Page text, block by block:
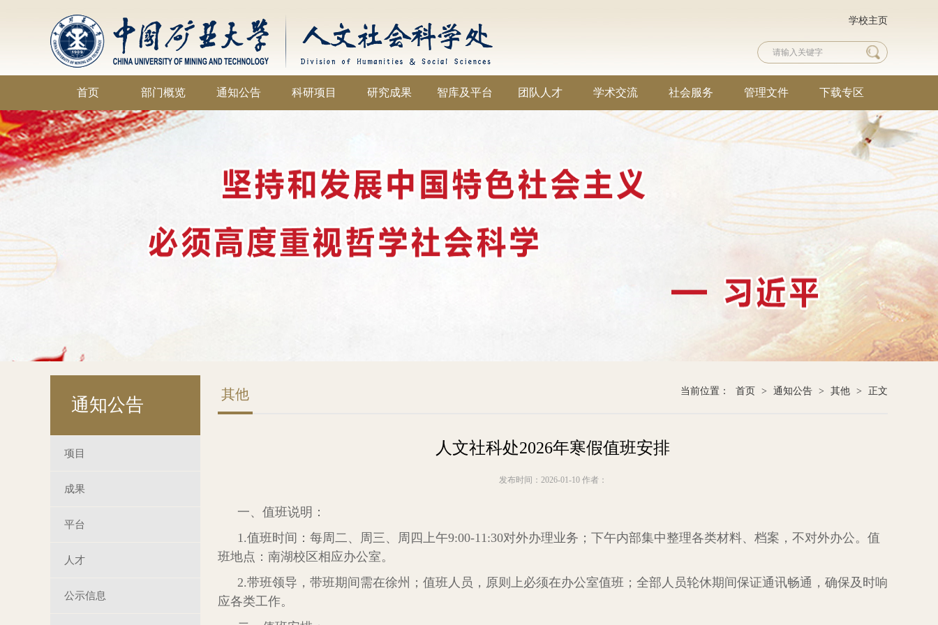
学校主页
首页 部门概览 通知公告 科研项目 研究成果 智库及平台 团队人才 学术交流 社会服务 管理文件 下载专区
通知公告
项目
成果
平台
人才
公示信息
当前位置： 首页 > 通知公告 > 其他 > 正文
其他
人文社科处2026年寒假值班安排
发布时间：2026-01-10 作者：
一、值班说明：
1.值班时间：每周二、周三、周四上午9:00-11:30对外办理业务；下午内部集中整理各类材料、档案，不对外办公。值
班地点：南湖校区相应办公室。
2.带班领导，带班期间需在徐州；值班人员，原则上必须在办公室值班；全部人员轮休期间保证通讯畅通，确保及时响
应各类工作。